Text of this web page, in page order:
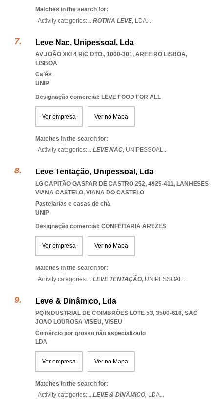
Matches in the search for:
Activity categories: ...ROTINA LEVE, LDA...
Leve Nac, Unipessoal, Lda
AV JOÃO XXI 4 R/C DTO., 1000-301, AREEIRO LISBOA,
LISBOA
Cafés
UNIP
Designação comercial: LEVE FOOD FOR ALL
Ver empresa Ver no Mapa
Matches in the search for:
Activity categories: ...LEVE NAC, UNIPESSOAL...
Leve Tentação, Unipessoal, Lda
LG CAPITÃO GASPAR DE CASTRO 252, 4925-411, LANHESES
VIANA CASTELO, VIANA DO CASTELO
Pastelarias e casas de chá
UNIP
Designação comercial: CONFEITARIA AREZES
Ver empresa Ver no Mapa
Matches in the search for:
Activity categories: ...LEVE TENTAÇÃO, UNIPESSOAL...
Leve & Dinâmico, Lda
PQ INDUSTRIAL DE COIMBRÕES LOTE 53, 3500-618, SAO
JOAO LOUROSA VISEU, VISEU
Comércio por grosso não especializado
LDA
Ver empresa Ver no Mapa
Matches in the search for:
Activity categories: ...LEVE & DINÂMICO, LDA...